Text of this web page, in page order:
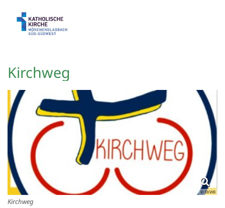
Kirchweg
© EKWB
Kirchweg